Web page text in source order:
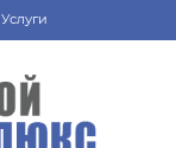
Услуги